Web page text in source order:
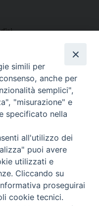
- 13
WebMail
Arcidiocesi di Brindisi – Ostuni
simili per
anche per
semplici",
"misurazione" e
specificato nella
all'utilizzo dei
puoi avere
utilizzati e
Cliccando su
proseguirai
cookie tecnici.